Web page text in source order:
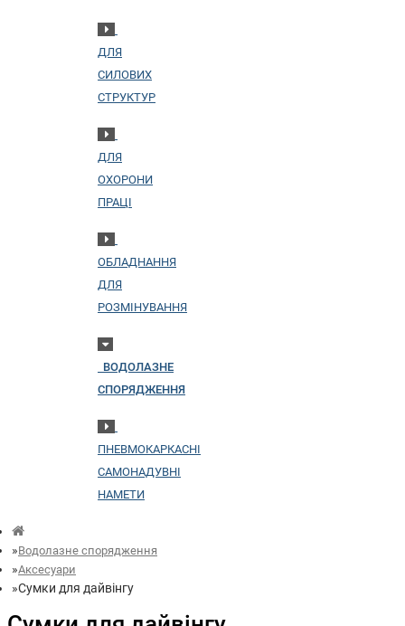
ДЛЯ
СИЛОВИХ
СТРУКТУР
ДЛЯ
ОХОРОНИ
ПРАЦІ
ОБЛАДНАННЯ
ДЛЯ
РОЗМІНУВАННЯ
ВОДОЛАЗНЕ
СПОРЯДЖЕННЯ
ПНЕВМОКАРКАСНІ
САМОНАДУВНІ
НАМЕТИ
Водолазне спорядження
Аксесуари
Сумки для дайвінгу